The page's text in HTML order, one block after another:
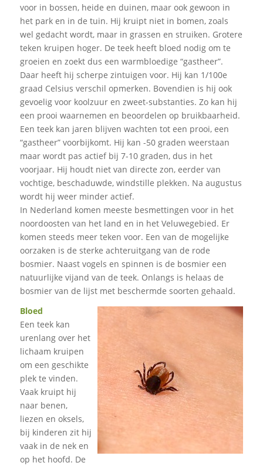
voor in bossen, heide en duinen, maar ook gewoon in
het park en in de tuin. Hij kruipt niet in bomen, zoals
wel gedacht wordt, maar in grassen en struiken. Grotere
teken kruipen hoger. De teek heeft bloed nodig om te
groeien en zoekt dus een warmbloedige “gastheer”.
Daar heeft hij scherpe zintuigen voor. Hij kan 1/100e
graad Celsius verschil opmerken. Bovendien is hij ook
gevoelig voor koolzuur en zweet-substanties. Zo kan hij
een prooi waarnemen en beoordelen op bruikbaarheid.
Een teek kan jaren blijven wachten tot een prooi, een
“gastheer” voorbijkomt. Hij kan -50 graden weerstaan
maar wordt pas actief bij 7-10 graden, dus in het
voorjaar. Hij houdt niet van directe zon, eerder van
vochtige, beschaduwde, windstille plekken. Na augustus
wordt hij weer minder actief.
In Nederland komen meeste besmettingen voor in het
noordoosten van het land en in het Veluwegebied. Er
komen steeds meer teken voor. Een van de mogelijke
oorzaken is de sterke achteruitgang van de rode
bosmier. Naast vogels en spinnen is de bosmier een
natuurlijke vijand van de teek. Onlangs is helaas de
bosmier van de lijst met beschermde soorten gehaald.
Bloed
Een teek kan
urenlang over het
lichaam kruipen
om een geschikte
plek te vinden.
Vaak kruipt hij
naar benen,
liezen en oksels,
bij kinderen zit hij
vaak in de nek en
op het hoofd. De